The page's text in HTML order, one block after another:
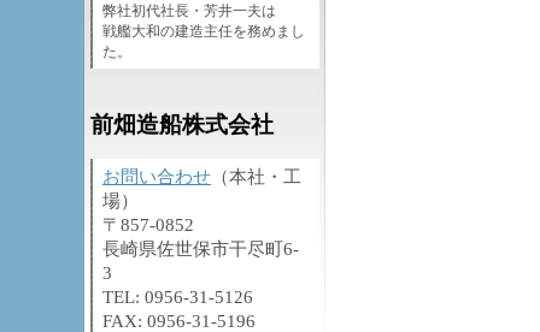
弊社初代社長・芳井一夫は
戦艦大和の建造主任を務めまし
た。
前畑造船株式会社
お問い合わせ （本社・工
場）
〒857-0852
長崎県佐世保市干尽町6-
3
TEL: 0956-31-5126
FAX: 0956-31-5196